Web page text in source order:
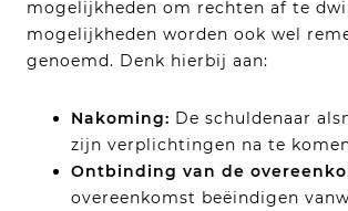
mogelijkheden om rechten af te
mogelijkheden worden ook wel
genoemd. Denk hierbij aan:
Nakoming: De schuldenaar
zijn verplichtingen na te
Ontbinding van de
overeenkomst beëindigen